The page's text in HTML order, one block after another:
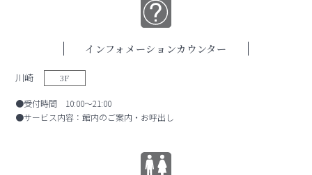
インフォメーションカウンター
川崎 3F
●受付時間 10:00～21:00
●サービス内容：館内のご案内・お呼出し